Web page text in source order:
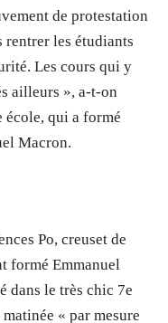
de protestation
rentrer les étudiants
Les cours qui y
ailleurs », a-t-on
qui a formé
Macron.
Po, creuset de
formé Emmanuel
dans le très chic 7e
« par mesure